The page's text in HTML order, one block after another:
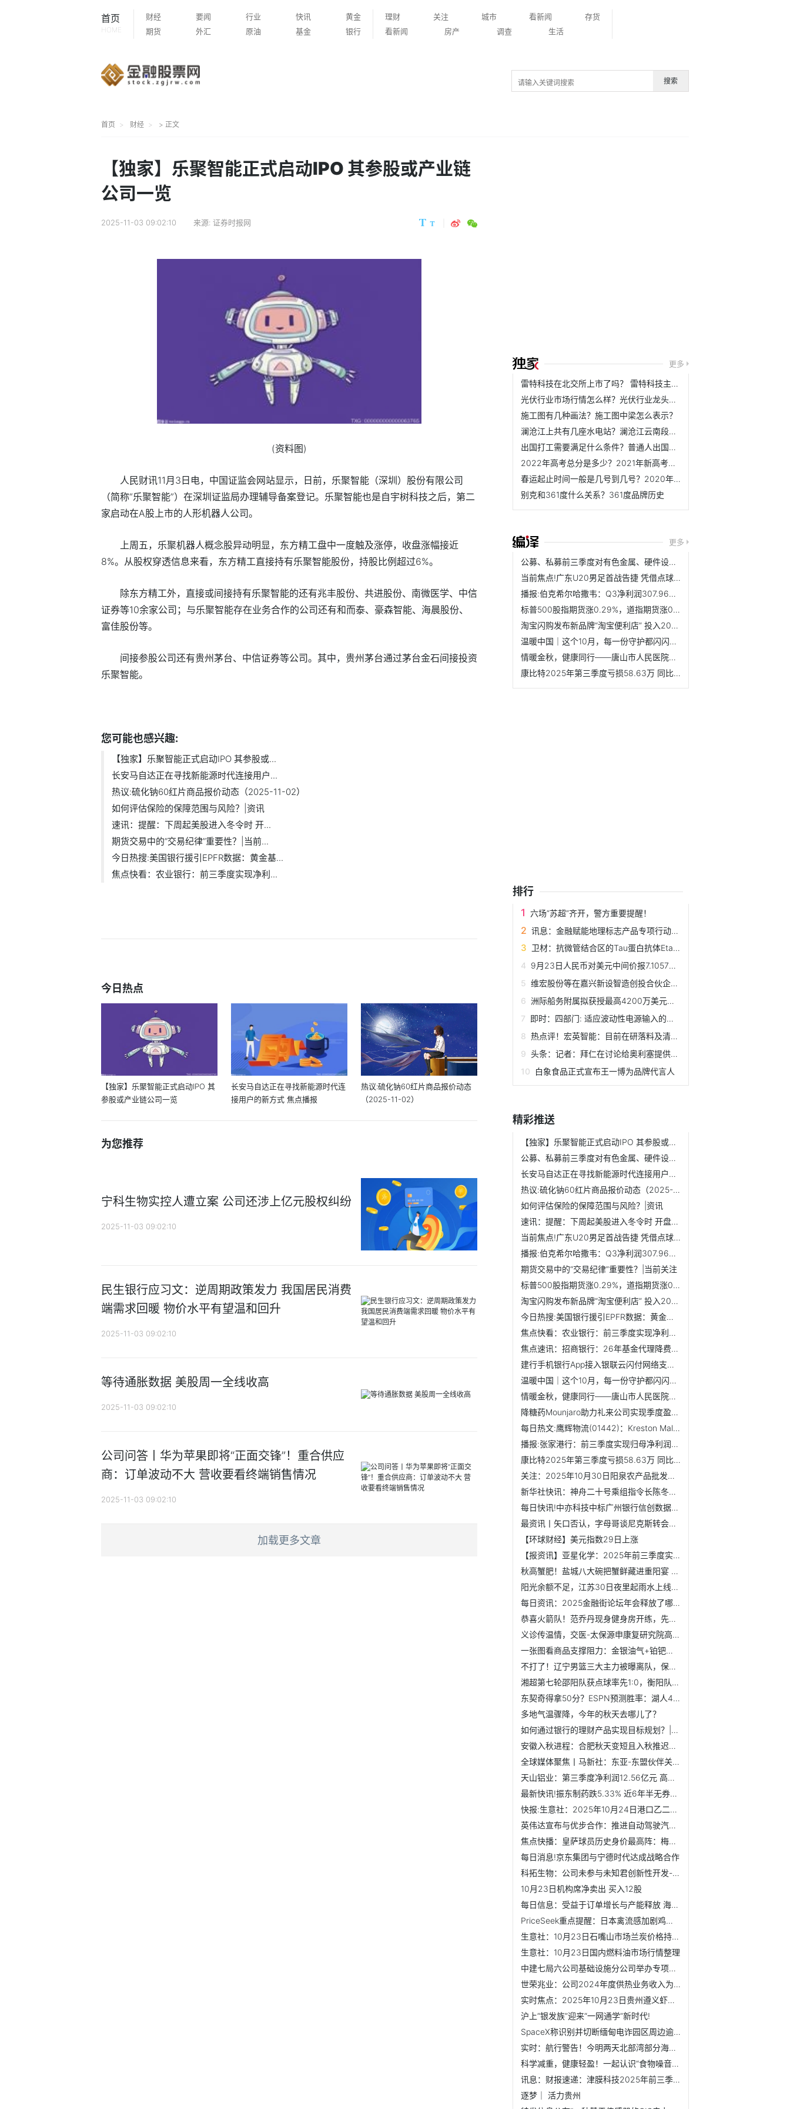
首页
HOME
财经 要闻 行业 快讯
黄金
期货
外汇 原油 基金 银行
理财 关注 城市 看新闻
存货
看新闻
房产 调查 生活
搜索
首页 财经 > 正文
【独家】乐聚智能正式启动IPO 其参股或产业链
公司一览
2025-11-03 09:02:10 来源: 证券时报网
(资料图)
人民财讯11月3日电，中国证监会网站显示，日前，乐聚智能（深圳）股份有限公司
（简称“乐聚智能”）在深圳证监局办理辅导备案登记。乐聚智能也是自宇树科技之后，第二
家启动在A股上市的人形机器人公司。
上周五，乐聚机器人概念股异动明显，东方精工盘中一度触及涨停，收盘涨幅接近
8%。从股权穿透信息来看，东方精工直接持有乐聚智能股份，持股比例超过6%。
除东方精工外，直接或间接持有乐聚智能的还有兆丰股份、共进股份、南微医学、中信
证券等10余家公司；与乐聚智能存在业务合作的公司还有和而泰、豪森智能、海晨股份、
富佳股份等。
间接参股公司还有贵州茅台、中信证券等公司。其中，贵州茅台通过茅台金石间接投资
乐聚智能。
您可能也感兴趣:
【独家】乐聚智能正式启动IPO 其参股或...
长安马自达正在寻找新能源时代连接用户...
热议:硫化钠60红片商品报价动态（2025-11-02）
如何评估保险的保障范围与风险？|资讯
速讯：提醒：下周起美股进入冬令时 开...
期货交易中的“交易纪律”重要性？|当前...
今日热搜:美国银行援引EPFR数据：黄金基...
焦点快看：农业银行：前三季度实现净利...
今日热点
【独家】乐聚智能正式启动IPO 其
参股或产业链公司一览
长安马自达正在寻找新能源时代连
接用户的新方式 焦点播报
热议:硫化钠60红片商品报价动态
（2025-11-02）
为您推荐
宁科生物实控人遭立案 公司还涉上亿元股权纠纷
2025-11-03 09:02:10
民生银行应习文：逆周期政策发力 我国居民消费
端需求回暖 物价水平有望温和回升
2025-11-03 09:02:10
等待通胀数据 美股周一全线收高
2025-11-03 09:02:10
公司问答丨华为苹果即将“正面交锋”！重合供应
商：订单波动不大 营收要看终端销售情况
2025-11-03 09:02:10
加载更多文章
更多
雷特科技在北交所上市了吗？ 雷特科技主营业务是什么？
光伏行业市场行情怎么样？光伏行业龙头公司下半年表现如何？
施工图有几种画法？施工图中梁怎么表示？
澜沧江上共有几座水电站？澜沧江云南段水电站介绍
出国打工需要满足什么条件？普通人出国打工需要办理哪些手续？
2022年高考总分是多少？2021年新高考满分是多少？
春运起止时间一般是几号到几号？2020年春运起止时间表
别克和361度什么关系？361度品牌历史
更多
公募、私募前三季度对有色金属、硬件设备等行业青睐有加
当前焦点!广东U20男足首战告捷 凭借点球1∶0险胜辽宁
播报:伯克希尔哈撒韦：Q3净利润307.96亿美元 现金储备达3816.7亿美元
标普500股指期货涨0.29%，道指期货涨0.15%
淘宝闪购发布新品牌“淘宝便利店” 投入20亿共建闪购仓生态-要闻
温暖中国｜这个10月，每一份守护都闪闪发光！
情暖金秋，健康同行——唐山市人民医院多学科专家团走进德源...
康比特2025年第三季度亏损58.63万 同比由盈转亏 看点
排行
六场“苏超”齐开，警方重要提醒！
讯息：金融赋能地理标志产品专项行动启动
卫材：抗微管结合区的Tau蛋白抗体Etalanetug获美国FDA快速通...
9月23日人民币对美元中间价报7.1057元 上调49个基点|热议
维宏股份等在嘉兴新设智造创投合伙企业|简讯
洲际船务附属拟获授最高4200万美元的定期贷款融资
即时：四部门: 适应波动性电源输入的电解水制氢装备,开发规...
热点评！宏英智能：目前在研落料及清扫机器人
头条：记者：拜仁在讨论给奥利塞提供新合同，但尚未与球员团...
白象食品正式宣布王一博为品牌代言人
精彩推送
【独家】乐聚智能正式启动IPO 其参股或产业链公司一览
公募、私募前三季度对有色金属、硬件设备等行业青睐有加
长安马自达正在寻找新能源时代连接用户的新方式 焦点播报
热议:硫化钠60红片商品报价动态（2025-11-02）
如何评估保险的保障范围与风险？|资讯
速讯：提醒：下周起美股进入冬令时 开盘收盘延后一小时
当前焦点!广东U20男足首战告捷 凭借点球1∶0险胜辽宁
播报:伯克希尔哈撒韦：Q3净利润307.96亿美元 现金储备达3816.7亿美元
期货交易中的“交易纪律”重要性？|当前关注
标普500股指期货涨0.29%，道指期货涨0.15%
淘宝闪购发布新品牌“淘宝便利店” 投入20亿共建闪购仓生态-要闻
今日热搜:美国银行援引EPFR数据：黄金基金周流出75亿美元 创...
焦点快看：农业银行：前三季度实现净利润2223.23亿元 同比增长3.28%
焦点速讯：招商银行：26年基金代理降费压力将显现 坚持高胜...
建行手机银行App接入银联云闪付网络支付平台 双App共享惠民...
温暖中国｜这个10月，每一份守护都闪闪发光！
情暖金秋，健康同行——唐山市人民医院多学科专家团走进德源...
降糖药Mounjaro助力礼来公司实现季度盈利大增_每日消息
每日热文:鹰辉物流(01442)：Kreston Malaysia辞任核数师
播报:张家港行：前三季度实现归母净利润15.72亿元，同比增长5.79%
康比特2025年第三季度亏损58.63万 同比由盈转亏 看点
关注：2025年10月30日阳泉农产品批发市场有限公司价格行情
新华社快讯：神舟二十号乘组指令长陈冬成为首个在轨驻留时间...
每日快讯!中亦科技中标广州银行信创数据库采购项目
最资讯丨矢口否认，字母哥谈尼克斯转会流言：这是谁说的？我...
【环球财经】美元指数29日上涨
【报资讯】亚星化学：2025年前三季度实现营业总收入6.41亿元
秋高蟹肥！盐城八大碗把蟹鲜藏进重阳宴 微资讯
阳光余额不足，江苏30日夜里起雨水上线-聚看点
每日资讯：2025金融街论坛年会释放了哪些重要政策信号？
恭喜火箭队！范乔丹现身健身房开练，先从力量练起，恢复堪称神速
义诊传温情，交医-太保源申康复研究院高级医疗专家团大型义诊...
一张图看商品支撑阻力：金银油气+铂钯铜农产品期货(202510月2...
不打了！辽宁男篮三大主力被曝离队，保送广东队躺着夺冠！
湘超第七轮邵阳队获点球率先1:0，衡阳队粉丝大喊“搞回来！”
东契奇得拿50分？ESPN预测胜率：湖人48.4%，国王51.6% 微速讯
多地气温骤降，今年的秋天去哪儿了？
如何通过银行的理财产品实现目标规划？|每日热点
安徽入秋进程：合肥秋天变短且入秋推迟，全省南北差异显著
全球媒体聚焦丨马新社：东亚-东盟伙伴关系迈入新阶段
天山铝业：第三季度净利润12.56亿元 高分红承诺凸显长期价值-快看
最新快讯!振东制药跌5.33% 近6年半无券商研报
快报:生意社：2025年10月24日港口乙二醇现货合约近期基差走强
英伟达宣布与优步合作：推进自动驾驶汽车技术研发！
焦点快播：皇萨球员历史身价最高阵：梅西姆巴佩亚马尔领衔，C...
每日消息!京东集团与宁德时代达成战略合作
科拓生物：公司未参与未知君创新性开发-每日精选
10月23日机构席净卖出 买入12股
每日信息：受益于订单增长与产能释放 海泰科前三季度营收净...
PriceSeek重点提醒：日本禽流感加剧鸡蛋价格上行风险
生意社：10月23日石嘴山市场兰炭价格持稳运行 最新
生意社：10月23日国内燃料油市场行情整理
中建七局六公司基础设施分公司举办专项健康讲座
世荣兆业：公司2024年度供热业务收入为2.52亿元，占营业总收...
实时焦点：2025年10月23日贵州遵义虾子辣椒批发市场价格行情
沪上“银发族”迎来“一网通学”新时代!
SpaceX称识别并切断缅甸电诈园区周边逾2500台“星链”设备
实时：航行警告！今明两天北部湾部分海域实弹射击 禁止驶入
科学减重，健康轻盈！一起认识“食物噪音” 焦点热讯
讯息：财报速递：津膜科技2025年前三季度净利润134.10万元
逐梦｜ 活力贵州